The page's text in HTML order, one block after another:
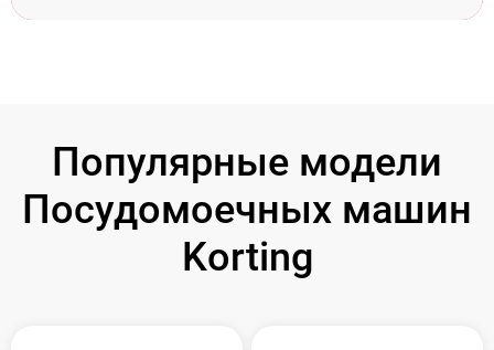
Популярные модели
Посудомоечных машин
Korting